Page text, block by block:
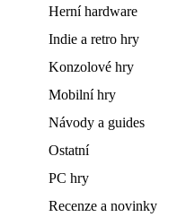
Herní hardware
Indie a retro hry
Konzolové hry
Mobilní hry
Návody a guides
Ostatní
PC hry
Recenze a novinky